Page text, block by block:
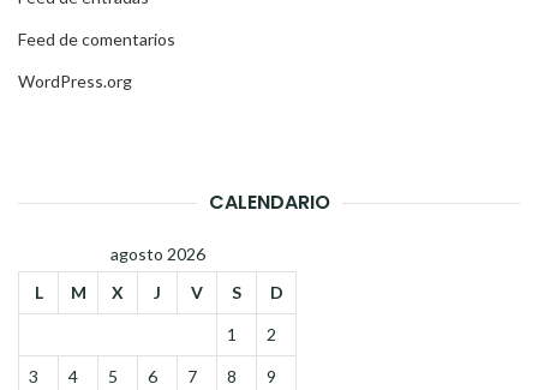
Feed de comentarios
WordPress.org
CALENDARIO
agosto 2026
L
M X J V S D
1 2
3 4 5 6 7 8 9